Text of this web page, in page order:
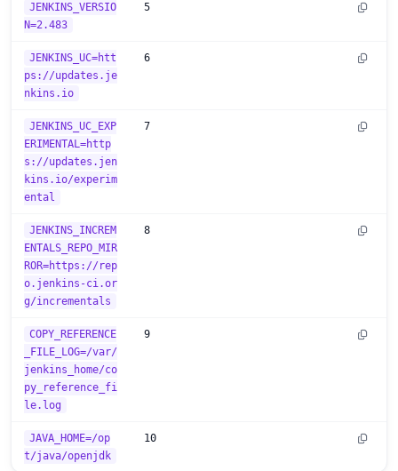
JENKINS_VERSIO
N=2.483
5
JENKINS_UC=htt
ps://updates.je
nkins.io
6
JENKINS_UC_EXP
ERIMENTAL=http
s://updates.jen
kins.io/experim
ental
7
JENKINS_INCREM
ENTALS_REPO_MIR
ROR=https://rep
o.jenkins-ci.or
g/incrementals
8
COPY_REFERENCE
_FILE_LOG=/var/
jenkins_home/co
py_reference_fi
le.log
9
JAVA_HOME=/op
t/java/openjdk
10